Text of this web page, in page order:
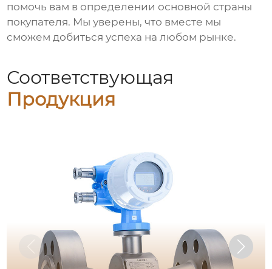
помочь вам в определении основной страны
покупателя. Мы уверены, что вместе мы
сможем добиться успеха на любом рынке.
Соответствующая
Продукция